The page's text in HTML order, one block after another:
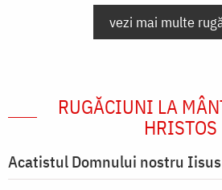
vezi mai multe
RUGĂCIUNI LA
HRISTOS
Acatistul Domnului nostru